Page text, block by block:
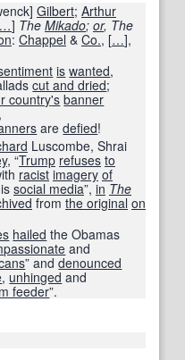
Gilbert; Arthur
…] The Mikado; or, The
: Chappel & Co., […],
is wanted,
cut and dried;
country's banner
,
aredefied!
Luscombe, Shrai
, “Trump refuses to
racist imagery of
social media”, in The
from the original on
hailed the Obamas
and
” anddenounced
, unhinged and
feeder”.